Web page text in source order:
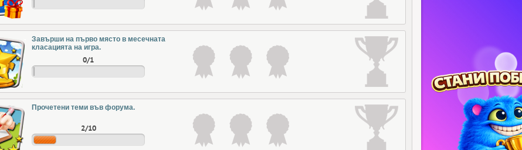
Завърши на първо място в месечната
класацията на игра.
0/1
Прочетени теми във форума.
2/10